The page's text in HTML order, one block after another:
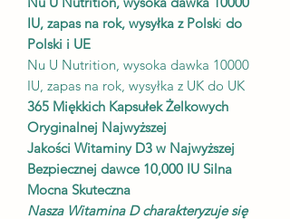
IU, zapas na rok, wysyłka z Polski do
Polski i UE
Nu U Nutrition, wysoka dawka 10000
IU, zapas na rok, wysyłka z UK do UK
365 Miękkich Kapsułek Żelkowych
Oryginalnej Najwyższej
Jakości Witaminy D3 w Najwyższej
Bezpiecznej dawce 10,000 IU Silna
Mocna Skuteczna
Nasza Witamina D charakteryzuje się